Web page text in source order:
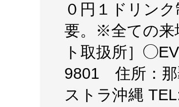
０円１ドリン
要。※全ての来
ト取扱所］
9801 住所：那
ストラ沖縄